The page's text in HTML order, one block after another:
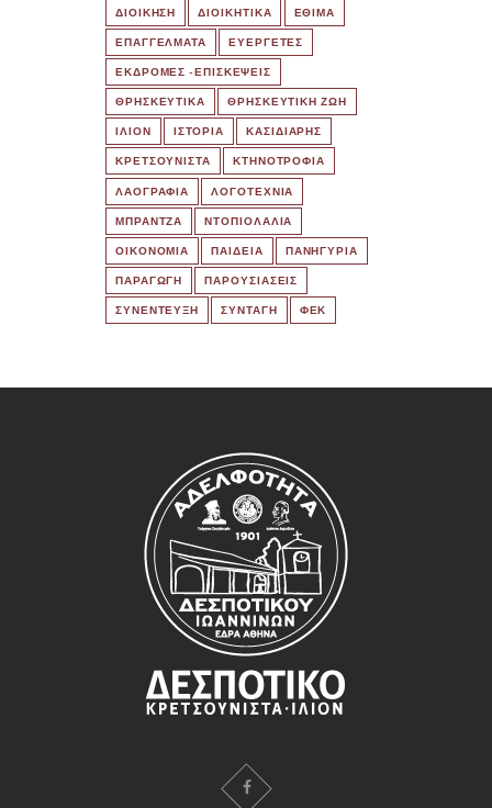
ΔΙΟΙΚΗΣΗ ΔΙΟΙΚΗΤΙΚΑ ΕΘΙΜΑ
ΕΠΑΓΓΕΛΜΑΤΑ ΕΥΕΡΓΕΤΕΣ
ΕΚΔΡΟΜΈΣ -ΕΠΙΣΚΕΨΕΙΣ
ΘΡΗΣΚΕΥΤΙΚΑ ΘΡΗΣΚΕΥΤΙΚΗ ΖΩΗ
ΙΛΙΟΝ ΙΣΤΟΡΙΑ ΚΑΣΙΔΙΑΡΗΣ
ΚΡΕΤΣΟΥΝΙΣΤΑ ΚΤΗΝΟΤΡΟΦΙΑ
ΛΑΟΓΡΑΦΙΑ ΛΟΓΟΤΕΧΝΙΑ
ΜΠΡΑΝΤΖΑ ΝΤΟΠΙΟΛΑΛΙΑ
ΟΙΚΟΝΟΜΙΑ ΠΑΙΔΕΙΑ ΠΑΝΗΓΥΡΙΑ
ΠΑΡΑΓΩΓΗ ΠΑΡΟΥΣΙΑΣΕΙΣ
ΣΥΝΕΝΤΕΥΞΗ ΣΥΝΤΑΓΗ ΦΕΚ